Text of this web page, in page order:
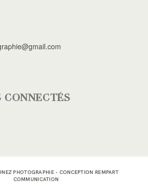
CONNECTÉS
PHOTOGRAPHIE - CONCEPTION REMPART
COMMUNICATION